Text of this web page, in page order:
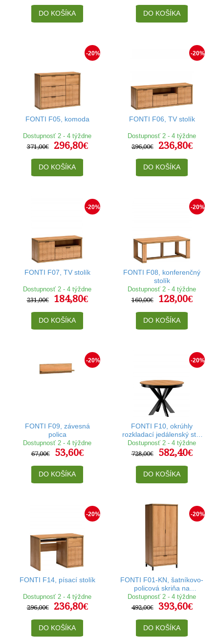
DO KOŠÍKA DO KOŠÍKA
-20%
FONTI F05, komoda
Dostupnosť 2 - 4 týždne
371,00€
296,80€
DO KOŠÍKA
-20%
FONTI F06, TV stolík
Dostupnosť 2 - 4 týždne
296,00€
236,80€
DO KOŠÍKA
-20%
FONTI F07, TV stolík
Dostupnosť 2 - 4 týždne
231,00€
184,80€
DO KOŠÍKA
-20%
FONTI F08, konferenčný
stolík
Dostupnosť 2 - 4 týždne
160,00€
128,00€
DO KOŠÍKA
-20%
FONTI F09, závesná
polica
Dostupnosť 2 - 4 týždne
67,00€
53,60€
DO KOŠÍKA
-20%
FONTI F10, okrúhly
rozkladací jedálenský stôl
110-150x110 cm
Dostupnosť 2 - 4 týždne
728,00€
582,40€
DO KOŠÍKA
-20%
FONTI F14, písací stolík
Dostupnosť 2 - 4 týždne
296,00€
236,80€
DO KOŠÍKA
-20%
FONTI F01-KN, šatníkovo-
policová skriňa na
kovových nohách
Dostupnosť 2 - 4 týždne
492,00€
393,60€
DO KOŠÍKA